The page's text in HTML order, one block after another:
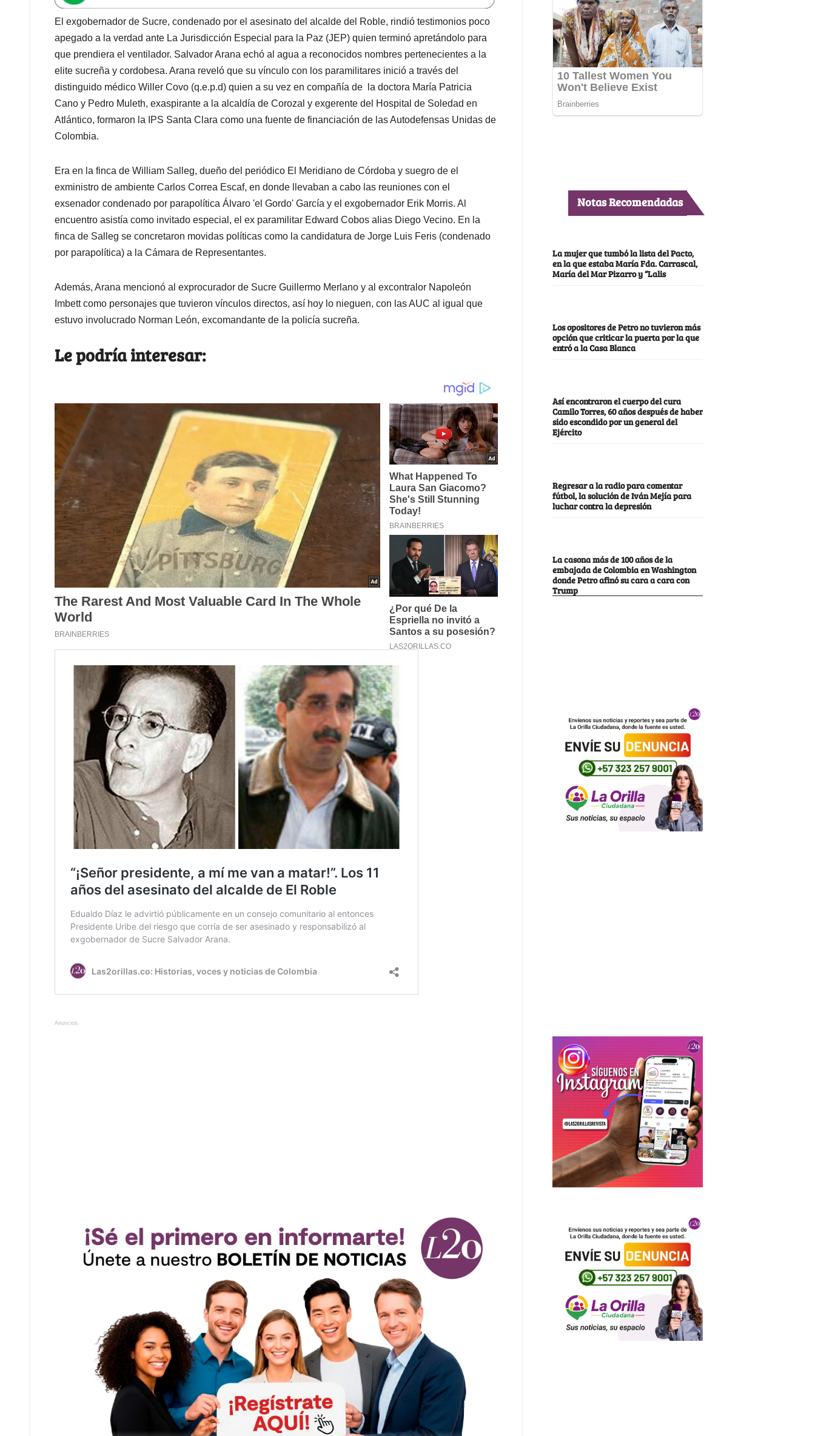
s
A
p
p
b
o
o
k
e
d
I
n
l
a
d
s
El exgobernador de Sucre, condenado por el asesinato del alcalde del Roble, rindió testimonios poco
apegado a la verdad ante La Jurisdicción Especial para la Paz (JEP) quien terminó apretándolo para
que prendiera el ventilador. Salvador Arana echó al agua a reconocidos nombres pertenecientes a la
elite sucreña y cordobesa. Arana reveló que su vínculo con los paramilitares inició a través del
distinguido médico Willer Covo (q.e.p.d) quien a su vez en compañía de la doctora María Patricia
Cano y Pedro Muleth, exaspirante a la alcaldía de Corozal y exgerente del Hospital de Soledad en
Atlántico, formaron la IPS Santa Clara como una fuente de financiación de las Autodefensas Unidas de
Colombia.
Era en la finca de William Salleg, dueño del periódico El Meridiano de Córdoba y suegro de el
exministro de ambiente Carlos Correa Escaf, en donde llevaban a cabo las reuniones con el
exsenador condenado por parapolítica Álvaro 'el Gordo' García y el exgobernador Erik Morris. Al
encuentro asistía como invitado especial, el ex paramilitar Edward Cobos alias Diego Vecino. En la
finca de Salleg se concretaron movidas políticas como la candidatura de Jorge Luis Feris (condenado
por parapolítica) a la Cámara de Representantes.
Además, Arana mencionó al exprocurador de Sucre Guillermo Merlano y al excontralor Napoleón
Imbett como personajes que tuvieron vínculos directos, así hoy lo nieguen, con las AUC al igual que
estuvo involucrado Norman León, excomandante de la policía sucreña.
Le podría interesar:
Anuncios.
Notas Recomendadas
La mujer que tumbó la lista del Pacto,
en la que estaba María Fda. Carrascal,
María del Mar Pizarro y “Lalis
Los opositores de Petro no tuvieron más
opción que criticar la puerta por la que
entró a la Casa Blanca
Así encontraron el cuerpo del cura
Camilo Torres, 60 años después de haber
sido escondido por un general del
Ejército
Regresar a la radio para comentar
fútbol, la solución de Iván Mejía para
luchar contra la depresión
La casona más de 100 años de la
embajada de Colombia en Washington
donde Petro afinó su cara a cara con
Trump